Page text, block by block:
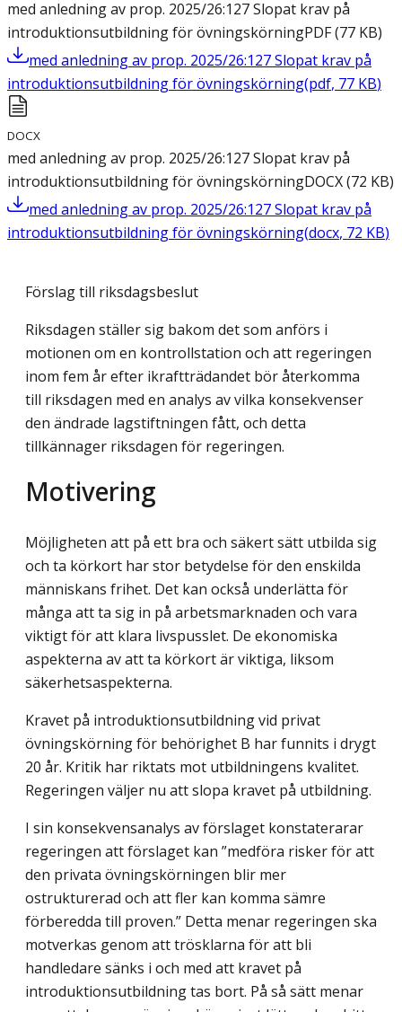
med anledning av prop. 2025/26:127 Slopat krav på
introduktionsutbildning för övningskörningPDF(77 KB)
med anledning av prop. 2025/26:127 Slopat krav på
introduktionsutbildning för övningskörning(pdf, 77 KB)
DOCX
med anledning av prop. 2025/26:127 Slopat krav på
introduktionsutbildning för övningskörningDOCX(72 KB)
med anledning av prop. 2025/26:127 Slopat krav på
introduktionsutbildning för övningskörning(docx, 72 KB)
Förslag till riksdagsbeslut
Riksdagen ställer sig bakom det som anförs i
motionen om en kontrollstation och att regeringen
inom fem år efter ikraftträdandet bör återkomma
till riksdagen med en analys av vilka konsekvenser
den ändrade lagstiftningen fått, och detta
tillkännager riksdagen för regeringen.
Motivering
Möjligheten att på ett bra och säkert sätt utbilda sig
och ta körkort har stor betydelse för den enskilda
människans frihet. Det kan också underlätta för
många att ta sig in på arbetsmarknaden och vara
viktigt för att klara livspusslet. De ekonomiska
aspekterna av att ta körkort är viktiga, liksom
säkerhetsaspekterna.
Kravet på introduktionsutbildning vid privat
övningskörning för behörighet B har funnits i drygt
20 år. Kritik har riktats mot utbildningens kvalitet.
Regeringen väljer nu att slopa kravet på utbildning.
I sin konsekvensanalys av förslaget konstaterarar
regeringen att förslaget kan ”medföra risker för att
den privata övningskörningen blir mer
ostrukturerad och att fler kan komma sämre
förberedda till proven.” Detta menar regeringen ska
motverkas genom att trösklarna för att bli
handledare sänks i och med att kravet på
introduktions­utbildning tas bort. På så sätt menar